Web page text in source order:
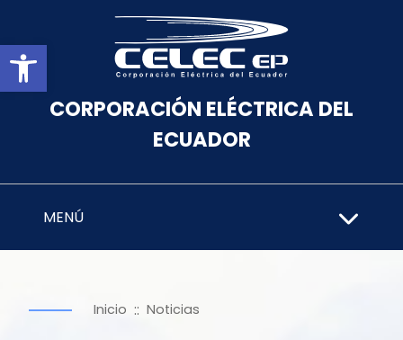
Abrir barra de herramientas
CORPORACIÓN ELÉCTRICA DEL
ECUADOR
MENÚ
Inicio :: Noticias